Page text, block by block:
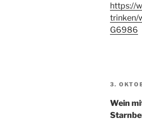
https://
trinken/
G6986
3.
Wein